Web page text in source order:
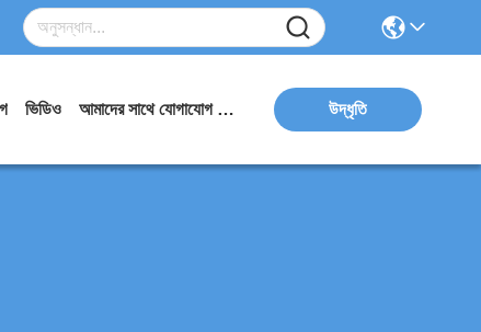
ভিডিও আমাদের সাথে যোগাযোগ করুন উদ্ধৃতি